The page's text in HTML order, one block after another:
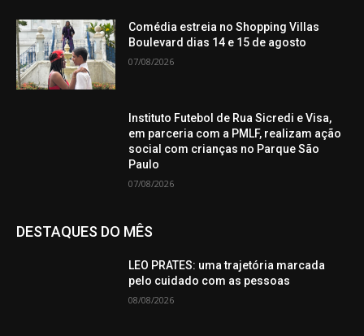
Comédia estreia no Shopping Villas
Boulevard dias 14 e 15 de agosto
07/08/2026
Instituto Futebol de Rua Sicredi e Visa,
em parceria com a PMLF, realizam ação
social com crianças no Parque São
Paulo
07/08/2026
DESTAQUES DO MÊS
LEO PRATES: uma trajetória marcada
pelo cuidado com as pessoas
08/08/2026